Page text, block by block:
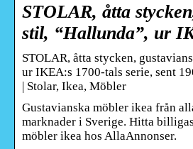
STOLAR, åtta
stil, “Hallunda”, ur
STOLAR, åtta stycken,
ur IKEA:s 1700-tals serie, sent
| Stolar, Ikea, Möbler
Gustavianska möbler ikea från
marknader i Sverige. Hitta
möbler ikea hos AllaAnnonser.